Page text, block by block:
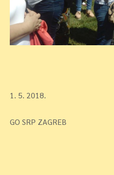
1. 5. 2018.
GO SRP ZAGREB